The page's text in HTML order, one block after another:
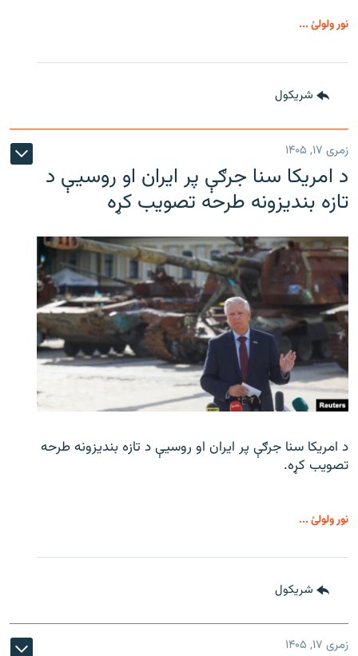
نور ولولئ ...
شريکول
زمری ۱۷, ۱۴۰۵
د امریکا سنا جرګې پر ایران او روسیې د
تازه بندیزونه طرحه تصویب کړه
د امریکا سنا جرګې پر ایران او روسیې د تازه بندیزونه طرحه
تصویب کړه.
نور ولولئ ...
شريکول
زمری ۱۷, ۱۴۰۵